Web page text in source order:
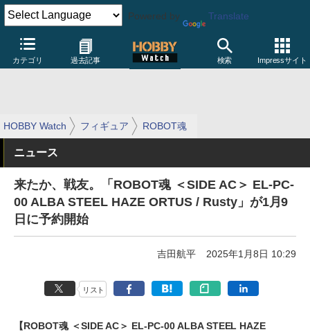
Powered by Translate
カテゴリ 過去記事 検索 Impressサイト
HOBBY Watch フィギュア ROBOT魂
ニュース
来たか、戦友。「ROBOT魂 ＜SIDE AC＞ EL-PC-
00 ALBA STEEL HAZE ORTUS / Rusty」が1月9
日に予約開始
吉田航平 2025年1月8日 10:29
リスト
【ROBOT魂 ＜SIDE AC＞ EL-PC-00 ALBA STEEL HAZE